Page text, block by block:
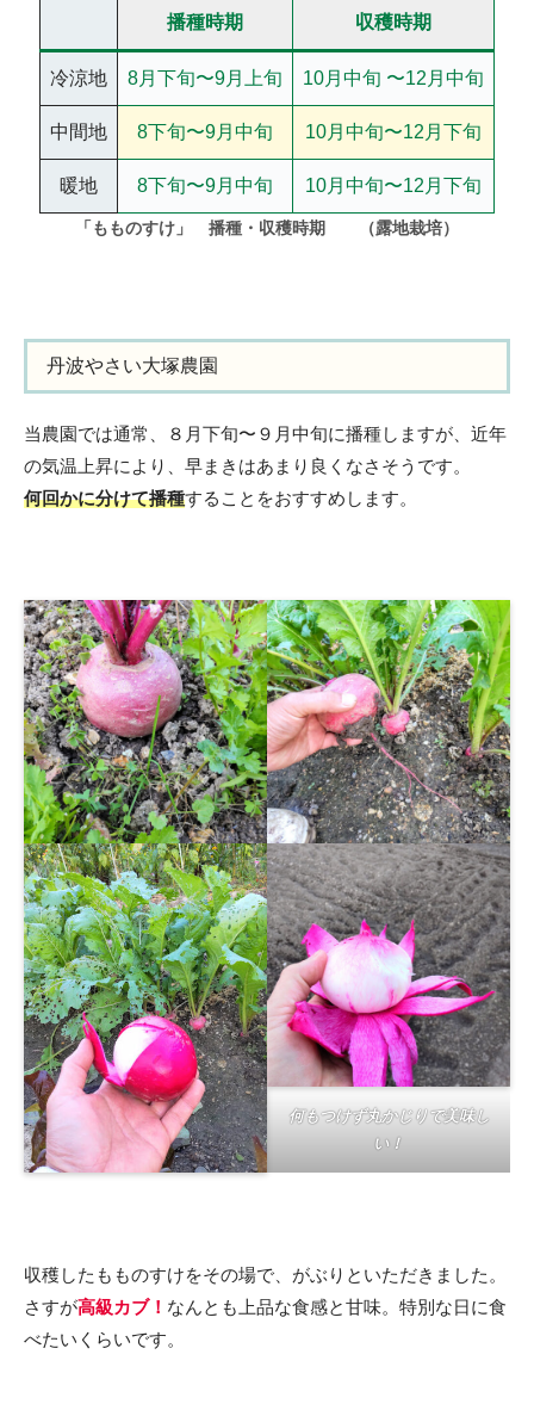
播種時期 収穫時期
冷涼地 8月下旬〜9月上旬 10月中旬 〜12月中旬
中間地 8下旬〜9月中旬 10月中旬〜12月下旬
暖地 8下旬〜9月中旬 10月中旬〜12月下旬
「もものすけ」 播種・収穫時期 （露地栽培）
丹波やさい大塚農園
当農園では通常、８月下旬〜９月中旬に播種しますが、近年
の気温上昇により、早まきはあまり良くなさそうです。
何回かに分けて播種することをおすすめします。
何もつけず丸かじりで美味し
い！
収穫したもものすけをその場で、がぶりといただきました。
さすが高級カブ！ なんとも上品な食感と甘味。特別な日に食
べたいくらいです。